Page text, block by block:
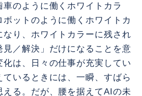
のように働くホワイトカラ
ットのように働くホワイトカ
なり、ホワイトカラーに残され
見／解決」だけになることを意
は、日々の仕事が充実してい
いるときには、一瞬、すばら
える。だが、腰を据えてAIの未